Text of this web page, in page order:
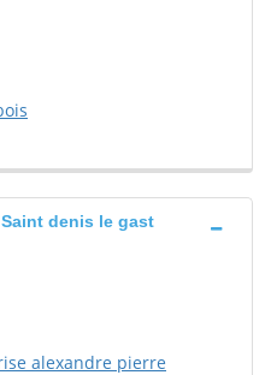
denis le gast
alexandre pierre